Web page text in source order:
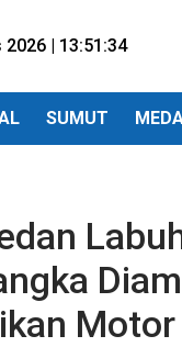
2026 | 13:51:36
SUMUT